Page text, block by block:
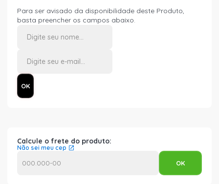
Para ser avisado da disponibilidade deste Produto,
basta preencher os campos abaixo.
Calcule o frete do produto:
Não sei meu cep